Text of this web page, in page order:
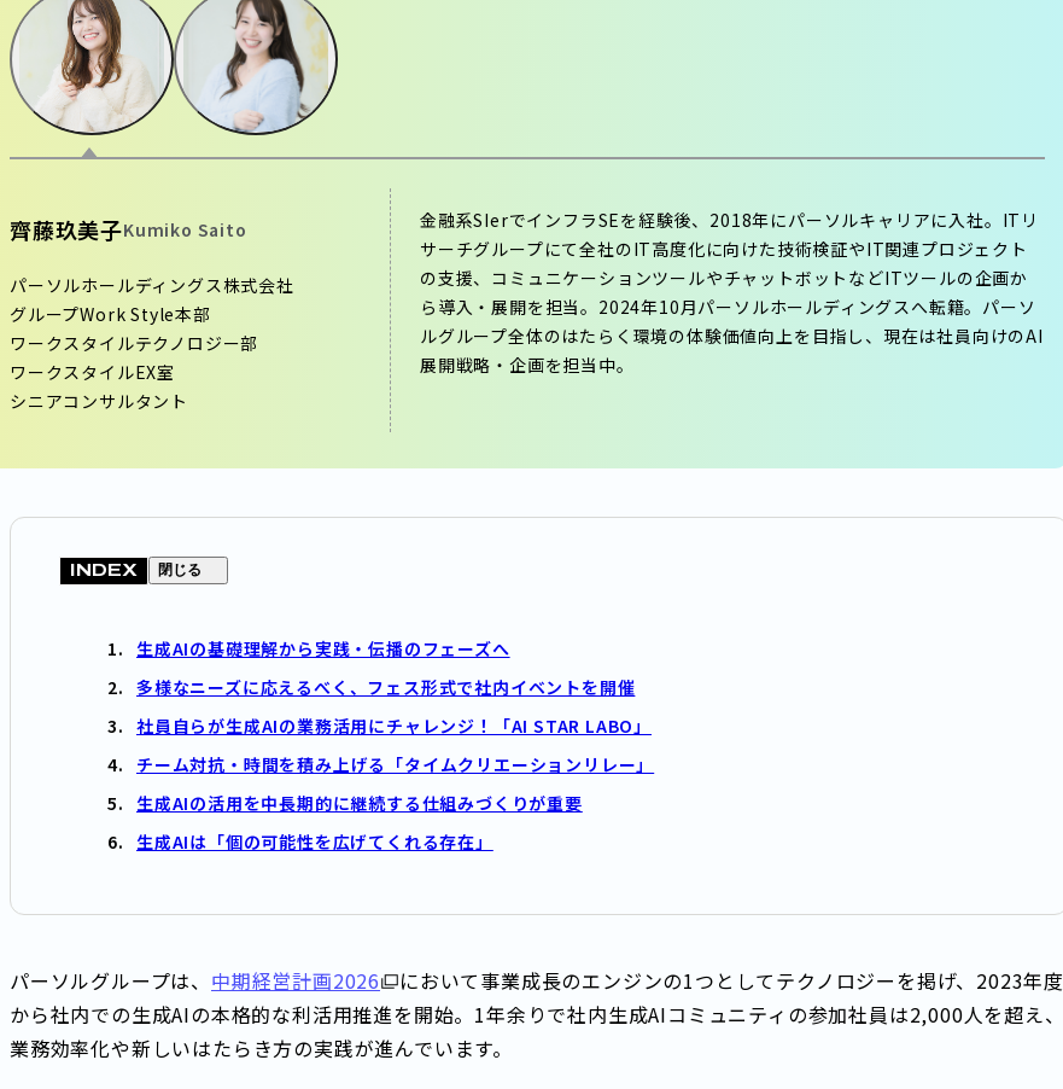
齊藤玖美子Kumiko Saito
パーソルホールディングス株式会社
グループWork Style本部
ワークスタイルテクノロジー部
ワークスタイルEX室
シニアコンサルタント
金融系SIerでインフラSEを経験後、2018年にパーソルキャリアに入社。ITリ
サーチグループにて全社のIT高度化に向けた技術検証やIT関連プロジェクト
の支援、コミュニケーションツールやチャットボットなどITツールの企画か
ら導入・展開を担当。2024年10月パーソルホールディングスへ転籍。パーソ
ルグループ全体のはたらく環境の体験価値向上を目指し、現在は社員向けのAI
展開戦略・企画を担当中。
INDEX 閉じる
生成AIの基礎理解から実践・伝播のフェーズへ
多様なニーズに応えるべく、フェス形式で社内イベントを開催
社員自らが生成AIの業務活用にチャレンジ！「AI STAR LABO」
チーム対抗・時間を積み上げる「タイムクリエーションリレー」
生成AIの活用を中長期的に継続する仕組みづくりが重要
生成AIは「個の可能性を広げてくれる存在」
パーソルグループは、 中期経営計画2026
において事業成長のエンジンの1つとしてテクノロジーを掲げ、2023年度
から社内での生成AIの本格的な利活用推進を開始。1年余りで社内生成AIコミュニティの参加社員は2,000人を超え、
業務効率化や新しいはたらき方の実践が進んでいます。